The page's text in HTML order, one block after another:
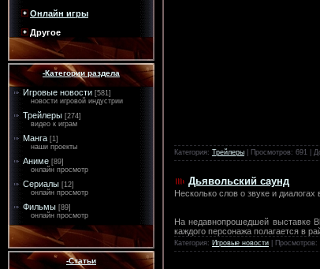
Онлайн игры
Другое
-Категории раздела
Игровые новости [581]
новости игровой индустрии
Трейлеры [274]
видео к играм
Манга [1]
наши проекты
Аниме [89]
онлайн просмотр
Сериалы [12]
онлайн просмотр
Фильмы [89]
онлайн просмотр
-Статьи
Категория: Трейлеры | Просмотров: 691 |
Дьявольский саунд
Несколько слов о звуке и диалогах
На недавнопрошедшей выставке
каждого персонажа полагается в
Категория: Игровые новости |